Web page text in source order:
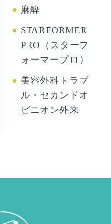
麻酔
STARFORMER
PRO（スターフ
ォーマープロ）
美容外科トラブ
ル・セカンドオ
ピニオン外来